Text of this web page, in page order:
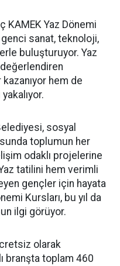
KAMEK Yaz Dönemi
genci sanat, teknoloji,
buluşturuyor. Yaz
hem de
sosyal
toplumun her
odaklı projelerine
tatilini hem verimli
gençler için hayata
Kursları, bu yıl da
ilgi görüyor.
olarak
branşta toplam 460